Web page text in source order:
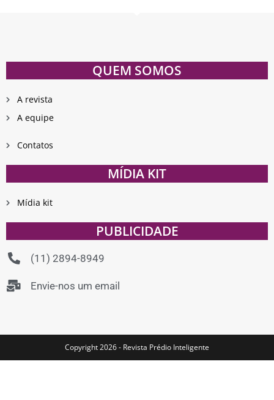
QUEM SOMOS
A revista
A equipe
Contatos
MÍDIA KIT
Mídia kit
PUBLICIDADE
(11) 2894-8949
Envie-nos um email
Copyright 2026 - Revista Prédio Inteligente